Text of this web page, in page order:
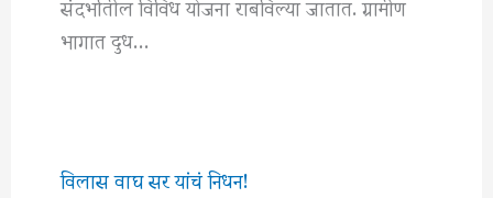
भागात दुध…
विलास वाघ सर यांचं निधन!